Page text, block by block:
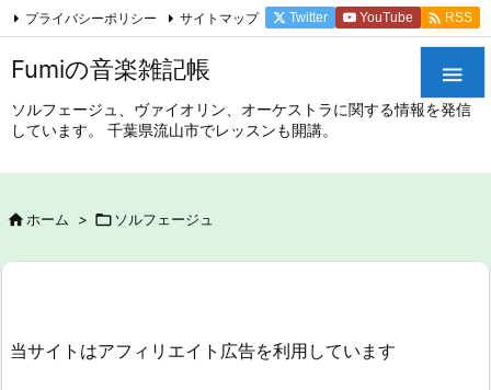
Fumiの音楽雑記帳
ソルフェージュ、ヴァイオリン、オーケストラに関する情報を発信
しています。 千葉県流山市でレッスンも開講。

プライバシーポリシー サイトマップ Twitter YouTube  RSS
 ホーム >  ソルフェージュ
当サイトはアフィリエイト広告を利用しています